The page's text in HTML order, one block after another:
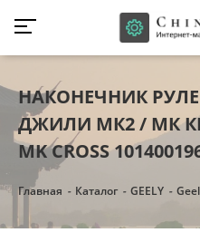
НАКОНЕЧНИК
ДЖИЛИ МК2 / МК
MK CROSS
Главная Каталог GEELY